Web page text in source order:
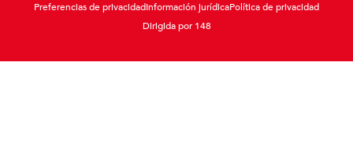
Preferencias de privacidadInformación jurídicaPolítica de privacidad
Dirigida por 148